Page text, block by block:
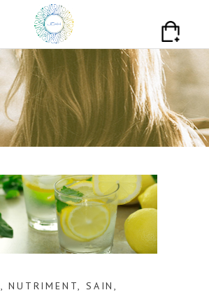
,NUTRIMENT,SAIN,